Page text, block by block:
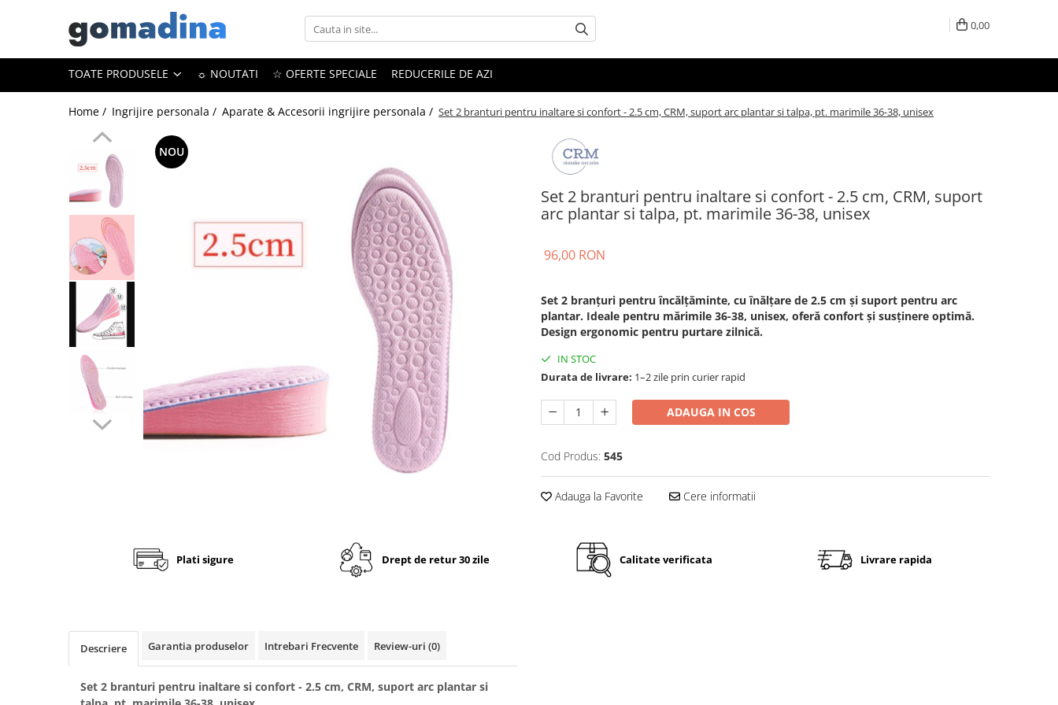
Toate Produsele
Trackere GPS
Ingrijire personala
Aparate & Accesorii ingrijire
Articole Sanatate & Wellness
Cosmetice & Produse ingrijire
Parfumuri cu feromoni
Periute dinti
Produse albire si curatare dinti
Accesorii pentru cap si par
Accesorii vestimentare
PC, Periferice & Accesorii IT
Huse telefoane mobile
Componente PC & Software
0,00
TOATE PRODUSELE ☼ NOUTATI ☆ OFERTE SPECIALE REDUCERILE DE AZI
Home / Ingrijire personala / Aparate & Accesorii ingrijire personala / Set 2 branturi pentru inaltare si confort - 2.5 cm, CRM, suport arc plantar si talpa, pt. marimile 36-38, unisex
Set 2 branturi pentru inaltare si confort - 2.5 cm, CRM, suport
arc plantar si talpa, pt. marimile 36-38, unisex
NOU
96,00 RON
Set 2 branțuri pentru încălțăminte, cu înălțare de 2.5 cm și suport pentru arc
plantar. Ideale pentru mărimile 36-38, unisex, oferă confort și susținere optimă.
Design ergonomic pentru purtare zilnică.
IN STOC
Durata de livrare: 1–2 zile prin curier rapid
ADAUGA IN COS
Cod Produs: 545
Adauga la Favorite Cere informatii
Plati sigure Drept de retur 30 zile Calitate verificata Livrare rapida
Descriere Garantia produselor Intrebari Frecvente Review-uri (0)
Set 2 branturi pentru inaltare si confort - 2.5 cm, CRM, suport arc plantar si